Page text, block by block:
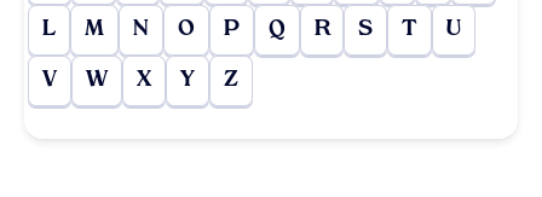
L M N O P Q R S T U
V W X Y Z